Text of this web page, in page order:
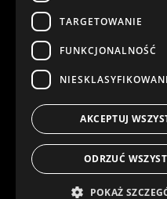
TARGETOWANIE
FUNKCJONALNOŚĆ
AKCEPTUJ
ODRZUĆ
POKAŻ